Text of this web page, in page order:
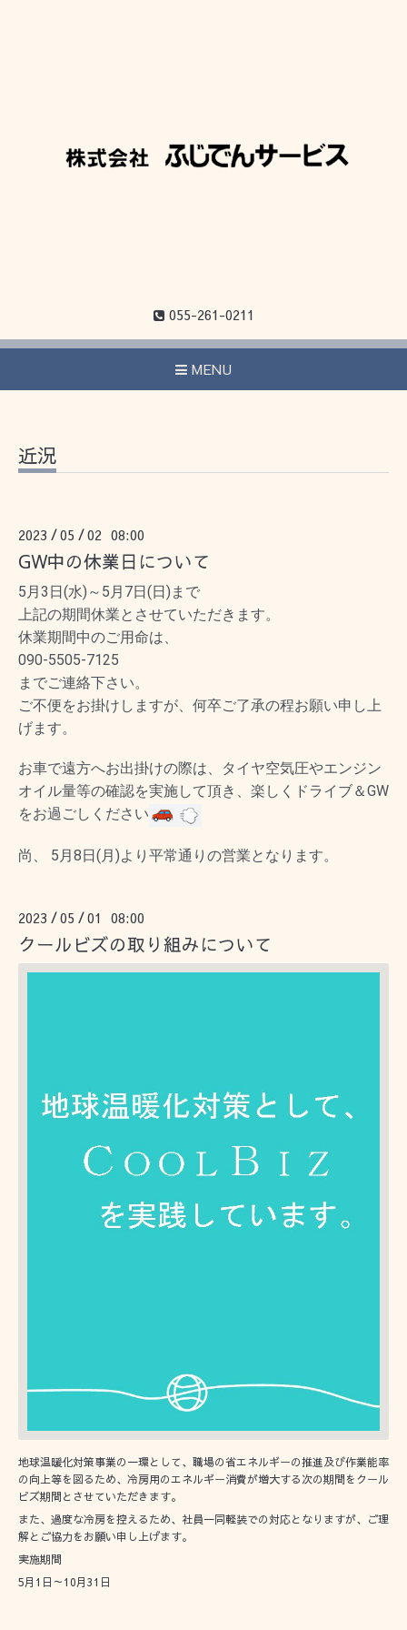
055-261-0211
MENU
近況
2023 /05 /02 08:00
GW中の休業日について
5月3日(水) ～5月7日(日) まで
上記の期間休業とさせていただきます。
休業期間中のご用命は、
090-5505-7125
までご連絡下さい。
ご不便をお掛けしますが、何卒ご了承の程お願い申し上
げます。
お車で遠方へお出掛けの際は、タイヤ空気圧やエンジン
オイル量等の確認を実施して頂き、楽しくドライブ＆GW
をお過ごしください
尚、 5月8日(月)より平常通りの営業となります。
2023 /05 /01 08:00
クールビズの取り組みについて
地球温暖化対策事業の一環として、職場の省エネルギーの推進及び作業能率
の向上等を図るため、冷房用のエネルギー消費が増大する次の期間をクール
ビズ期間とさせていただきます。
また、過度な冷房を控えるため、社員一同軽装での対応となりますが、ご理
解とご協力をお願い申し上げます。
実施期間
5月1日～10月31日